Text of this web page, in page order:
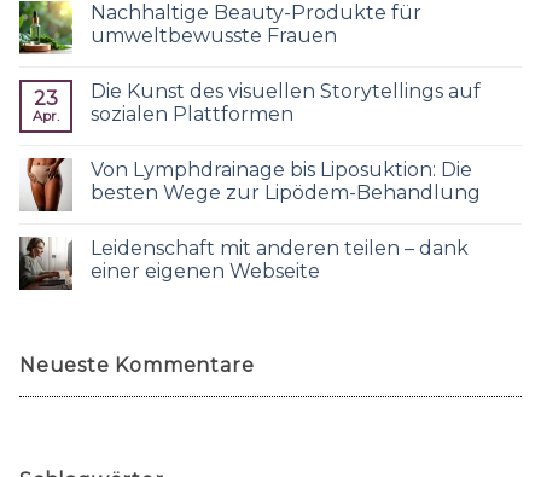
Nachhaltige Beauty-Produkte für
umweltbewusste Frauen
23
Apr.
Die Kunst des visuellen Storytellings auf
sozialen Plattformen
Von Lymphdrainage bis Liposuktion: Die
besten Wege zur Lipödem-Behandlung
Leidenschaft mit anderen teilen – dank
einer eigenen Webseite
Neueste Kommentare